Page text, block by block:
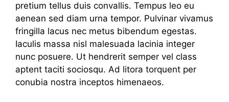
pretium tellus duis convallis. Tempus leo eu
aenean sed diam urna tempor. Pulvinar vivamus
fringilla lacus nec metus bibendum egestas.
Iaculis massa nisl malesuada lacinia integer
nunc posuere. Ut hendrerit semper vel class
aptent taciti sociosqu. Ad litora torquent per
conubia nostra inceptos himenaeos.